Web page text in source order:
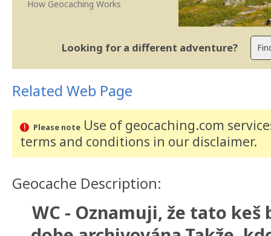
How Geocaching Works
Looking for a different adventure?
Related Web Page
Please noteUse of geocaching.com
terms and conditions in our disclaimer.
Geocache Description:
WC - Oznamuji, že tato keš